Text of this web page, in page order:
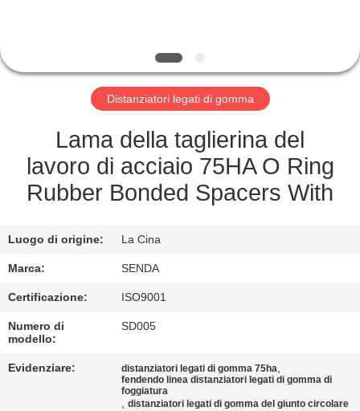
CONTROLLO
DELLA
QUALITÀ
NOTIZIE
CHIEDI UN
PREVENTIVO
MAPPA
DEL
Distanziatori legati di gomma
Lama della taglierina del
lavoro di acciaio 75HA O Ring
Rubber Bonded Spacers With
Luogo di origine: La Cina
Marca: SENDA
Certificazione: ISO9001
Numero di
modello:
SD005
Evidenziare: distanziatori legati di gomma 75ha,
fendendo linea distanziatori legati di gomma di
foggiatura
,distanziatori legati di gomma del giunto circolare